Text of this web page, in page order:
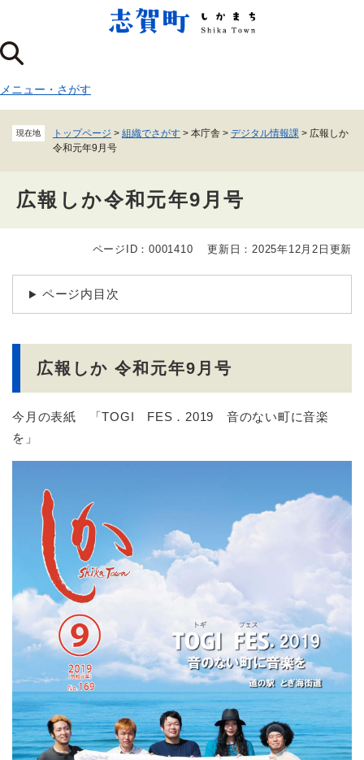
ジ
の
頭
で
メニューを飛ばして本文へ
メニュー ・ さがす
現在地 トップページ > 組織でさがす > 本庁舎 > デジタル情報課 > 広報しか
令和元年9月号
広報しか令和元年9月号
文
ページID：0001410 更新日：2025年12月2日更新
ページ内目次
広報しか 令和元年9月号
今月の表紙 「TOGI FES．2019 音のない町に音楽
を」